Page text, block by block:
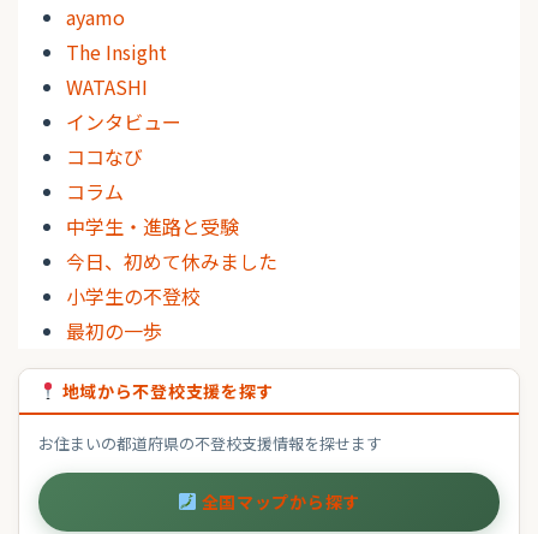
ayamo
The Insight
WATASHI
インタビュー
ココなび
コラム
中学生・進路と受験
今日、初めて休みました
小学生の不登校
最初の一歩
地域から不登校支援を探す
お住まいの都道府県の不登校支援情報を探せます
全国マップから探す